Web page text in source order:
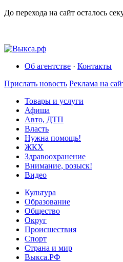
До перехода на сайт осталось
Об агентстве · Контакты
Прислать новость Реклама на
Товары и услуги
Афиша
Авто, ДТП
Власть
Нужна помощь!
ЖКХ
Здравоохранение
Внимание, розыск!
Видео
Культура
Образование
Общество
Округ
Происшествия
Спорт
Страна и мир
Выкса.РФ